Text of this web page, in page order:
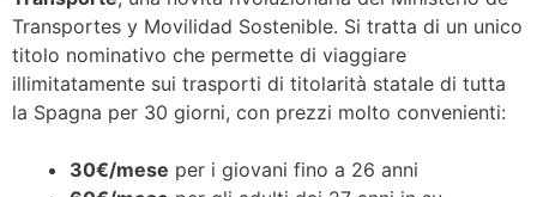
Transportes y Movilidad Sostenible. Si tratta di un unico
titolo nominativo che permette di viaggiare
illimitatamente sui trasporti di titolarità statale di tutta
la Spagna per 30 giorni, con prezzi molto convenienti:
30€/mese per i giovani fino a 26 anni